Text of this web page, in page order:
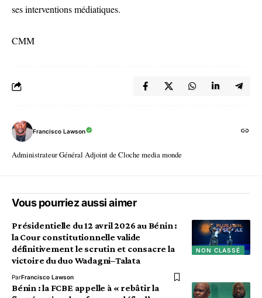
ses interventions médiatiques.
CMM
Francisco Lawson
Administrateur Général Adjoint de Cloche media monde
Vous pourriez aussi aimer
NON CLASSÉ
Présidentielle du 12 avril 2026 au Bénin :
la Cour constitutionnelle valide
définitivement le scrutin et consacre la
victoire du duo Wadagni–Talata
ParFrancisco Lawson
Bénin : la FCBE appelle à « rebâtir la